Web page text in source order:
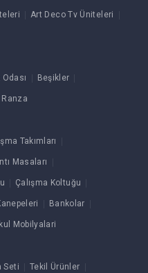
Art Deco Tv Üniteleri
Beşikler
Ranza
Takımları
Masaları
Çalışma Koltuğu
Bankolar
Mobilyalari
Seti Tekil Ürünler